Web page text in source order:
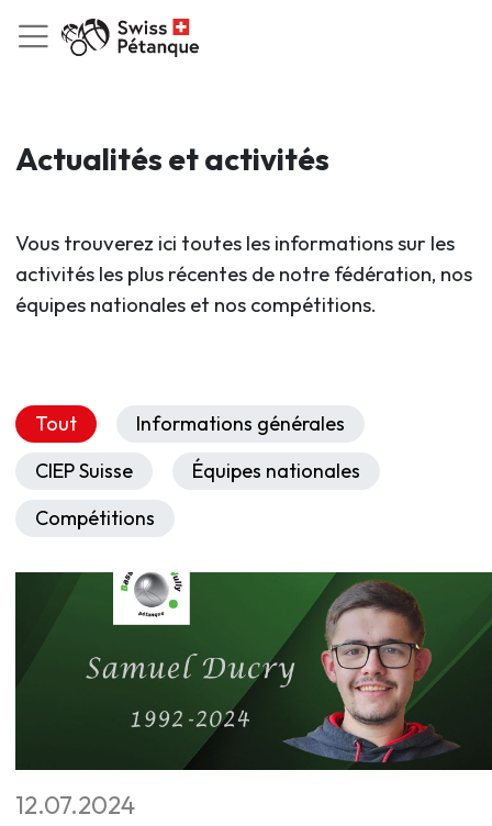
Actualités et activités
Vous trouverez ici toutes les informations sur les
activités les plus récentes de notre fédération, nos
équipes nationales et nos compétitions.
Tout
Informations générales
CIEP Suisse
Équipes nationales
Compétitions
12.07.2024